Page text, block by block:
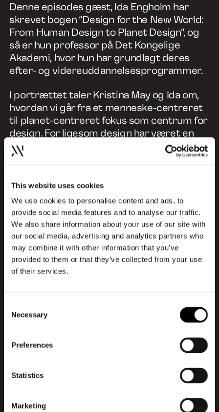
This website uses cookies
We use cookies to personalise content and ads, to
provide social media features and to analyse our traffic.
We also share information about your use of our site with
our social media, advertising and analytics partners who
may combine it with other information that you’ve
provided to them or that they’ve collected from your use
of their services.
Selection
Necessary
Preferences
Statistics
Marketing
Denne episodes gæst, Ida Engholm har
skrevet bogen “Design for the New World:
From Human Design to Planet Design", og
så er hun professor på Det Kongelige
Akademi, hvor hun har grundlagt deres
efter- og videreuddannelsesprogrammer.
I portrættet taler Kristina May og Ida om,
hvordan vi går fra et menneske-centreret
til planet-centreret fokus som centrum for
design. For ligesom design har været en
del af problemet, kan det også spille en
rolle i løsningen af klimaudfordringer. Og så
bidrage til at drive forandring gennem
brug af nye designmetoder i
uddannelsessystemet.
Om Ida Engholm
Ida Engholm er uddannet cand. mag. i
litteratur og kunsthistorie og har en Ph.d. i
Kongelige Akademi, hvor hun har grundlagt
Akademiets efter- og
formidlings- og forskningsartikler. Senest
udkom hun med bogen “‘Design for the
New World. From Human Design to Planet